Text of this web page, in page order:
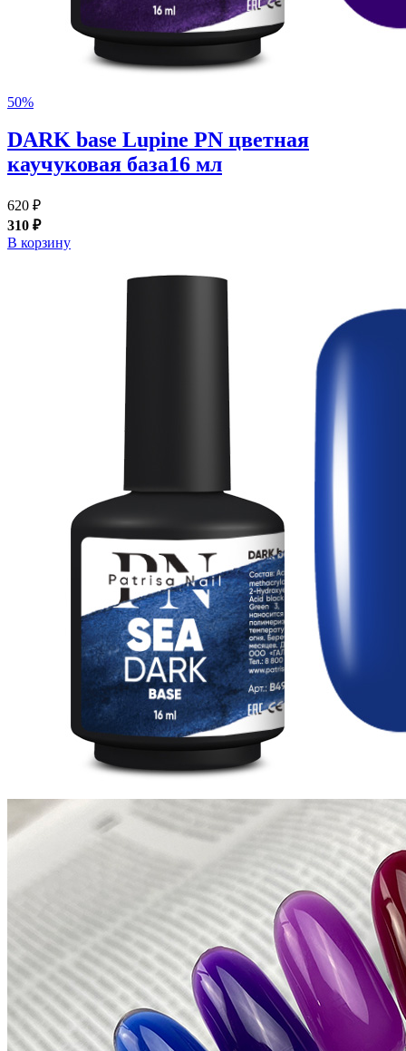
50%
DARK base Lupine PN цветная
каучуковая база16 мл
620 ₽
310 ₽
В корзину